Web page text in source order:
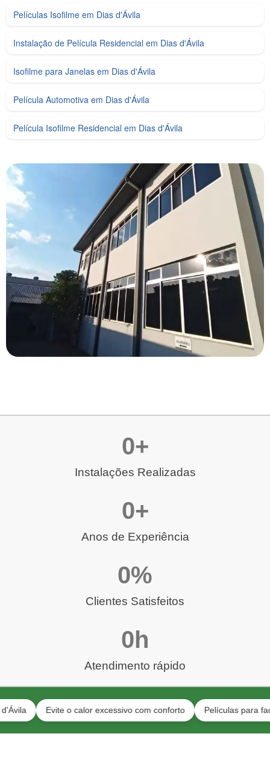
Películas Isofilme em Dias d'Ávila
Instalação de Película Residencial em Dias d'Ávila
Isofilme para Janelas em Dias d'Ávila
Película Automotiva em Dias d'Ávila
Película Isofilme Residencial em Dias d'Ávila
Instalações Realizadas
0+
Anos de Experiência
0+
Clientes Satisfeitos
0%
Atendimento rápido
0h
Evite o calor excessivo com conforto Películas para fachadas